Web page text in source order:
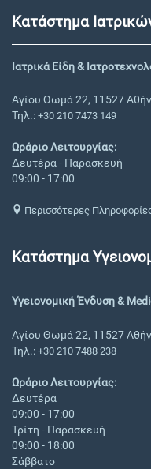
Κατάστημα
Ιατρικά Είδη &
Αγίου Θωμά 22, 11527
Τηλ.: +30 210 7473 149
Ωράριο Λειτουργίας:
Δευτέρα - Παρασκευή
09:00 - 17:00
Περισσότερες
Κατάστημα
Υγειονομική Ένδυση &
Αγίου Θωμά 22, 11527
Τηλ.: +30 210 7488 238
Ωράριο Λειτουργίας:
Δευτέρα
09:00 - 17:00
Τρίτη - Παρασκευή
09:00 - 18:00
Σάββατο